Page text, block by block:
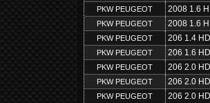
PKW PEUGEOT 2008 1.6
PKW PEUGEOT 2008 1.6
PKW PEUGEOT 206 1.4
PKW PEUGEOT 206 1.6
PKW PEUGEOT 206 2.0
PKW PEUGEOT 206 2.0
PKW PEUGEOT 206 2.0